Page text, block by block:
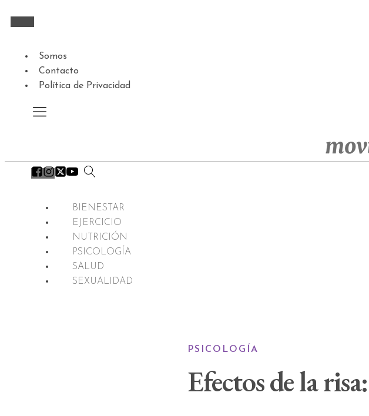
Somos
Contacto
Política de Privacidad
BIENESTAR
EJERCICIO
NUTRICIÓN
PSICOLOGÍA
SALUD
SEXUALIDAD
PSICOLOGÍA
Efectos de la